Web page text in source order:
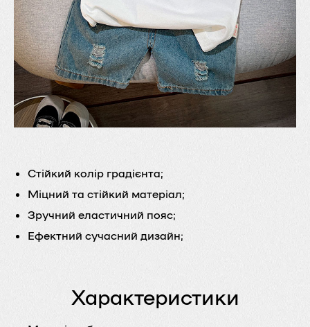
Стійкий колір градієнта;
Міцний та стійкий матеріал;
Зручний еластичний пояс;
Ефектний сучасний дизайн;
Характеристики